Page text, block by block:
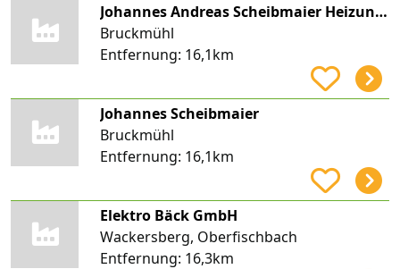
Johannes Andreas Scheibmaier Heizungsbau, Installation
Bruckmühl
Entfernung: 16,1km
Johannes Scheibmaier
Bruckmühl
Entfernung: 16,1km
Elektro Bäck GmbH
Wackersberg, Oberfischbach
Entfernung: 16,3km